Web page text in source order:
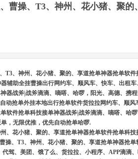
曹操、T3、神州、花小猪、聚的
、神州、花小猪、聚的、享道抢单神器抢单软
辅助全挂曹操出行网约车、顺风车、快车、出租
器战斧|战斧滴滴、嘀嗒、哈啰，阳光、高德、携
动抢单外挂本地出行抢单软件货拉拉网约车、顺风
软件抢单科技接单神器战斧|战斧滴滴、嘀嗒、哈
，无限优推，优先自动抢单哈啰.
、花小猪、聚的、享道抢单神器抢单软件抢单科
操、T3、神州、花小猪、聚的、享道抢单神器抢
驾、美团、饿了么、货拉拉、小程序、APP滴滴